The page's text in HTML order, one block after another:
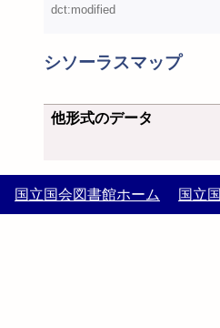
dct:modified
シソーラスマップ
他形式のデータ
国立国会図書館ホーム 国立